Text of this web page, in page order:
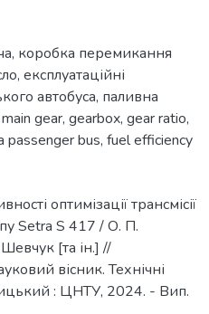
, коробка перемикання
, експлуатаційні
автобуса, паливна
main gear, gearbox, gear ratio,
passenger bus, fuel efficiency
оптимізації трансмісії
Setra S 417 / О. П.
[та ін.] //
вісник. Технічні
: ЦНТУ, 2024. - Вип.